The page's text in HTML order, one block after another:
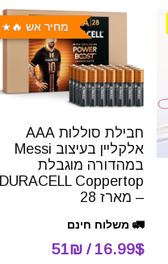
מחיר אש 🔥
חבילת סוללות AAA
אלקליין בעיצוב Messi
במהדורה מוגבלת
DURACELL Coppertop
– מארז 28
🚛 משלוח חינם
16.99$ / 51₪